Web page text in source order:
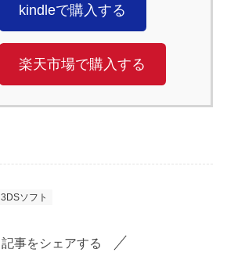
kindleで購入する
楽天市場で購入する
3DSソフト
記事をシェアする